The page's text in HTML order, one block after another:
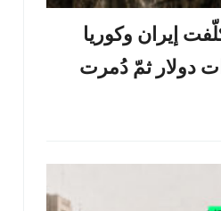
إيران وكوريا
3 مليارات دولار ثمّ دُمرت